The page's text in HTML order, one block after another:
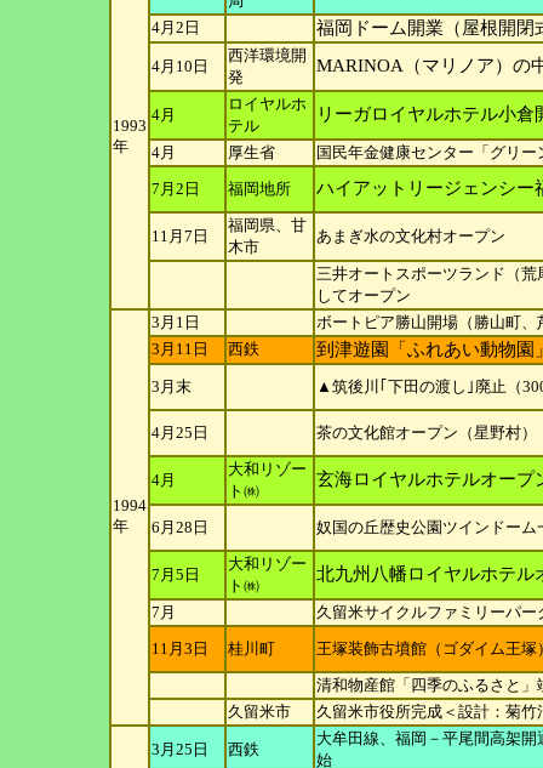
1993
年
4月2日 福岡ドーム開業（屋根開閉
4月10日
西洋環境開
発
MARINOA（マリノア）の
4月
ロイヤルホ
テル
リーガロイヤルホテル小倉
4月 厚生省
国民年金健康センター「グリ
7月2日
福岡地所 ハイアットリージェンシー
11月7日
福岡県、甘
木市
あまぎ水の文化村オープン
三井オートスポーツランド（
してオープン
1994
年
3月1日
ボートピア勝山開場（勝山町、
3月11日
西鉄 到津遊園「ふれあい動物園
3月末 ▲筑後川｢下田の渡し｣廃止（
4月25日 茶の文化館オープン（星野村）
4月
大和リゾー
ト㈱
玄海ロイヤルホテルオープ
6月28日 奴国の丘歴史公園ツインドー
7月5日
大和リゾー
ト㈱
北九州八幡ロイヤルホテル
7月
久留米サイクルファミリーパ
11月3日
桂川町
王塚装飾古墳館（ゴダイム王塚
清和物産館「四季のふるさと
久留米市
久留米市役所完成＜設計：菊竹
3月25日 西鉄
大牟田線、福岡－平尾間高架
始